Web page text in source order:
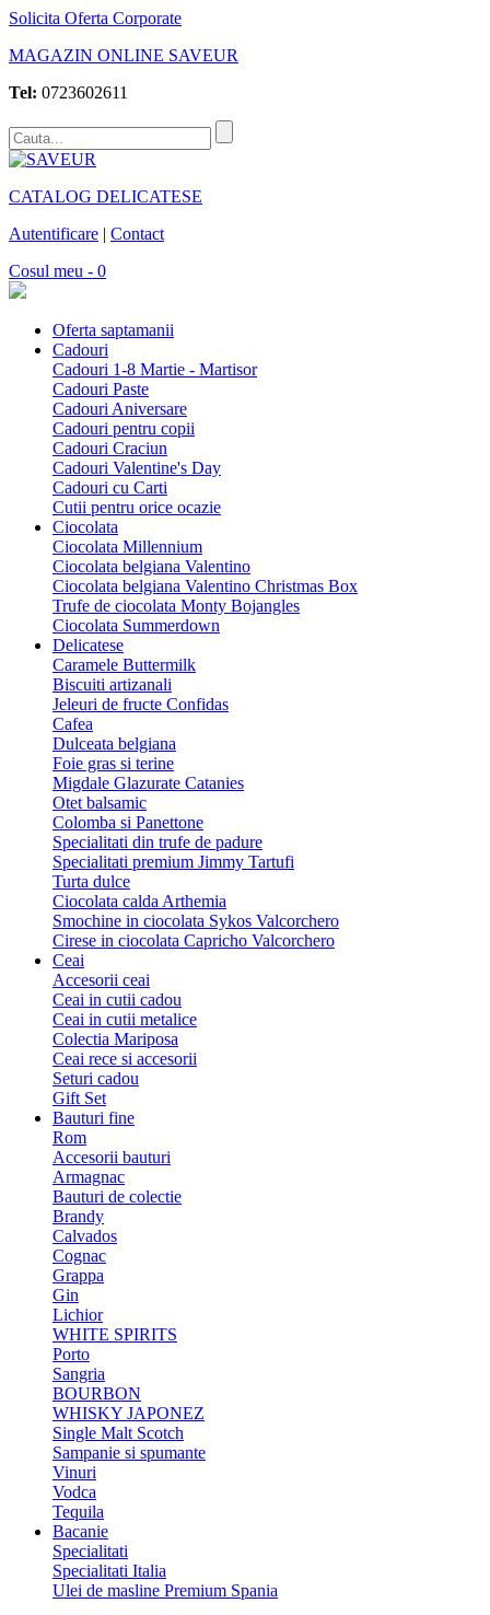
Solicita Oferta Corporate
MAGAZIN ONLINE SAVEUR
Tel: 0723602611
CATALOG DELICATESE
Autentificare | Contact
Cosul meu - 0
Oferta saptamanii
Cadouri
Cadouri 1-8 Martie - Martisor
Cadouri Paste
Cadouri Aniversare
Cadouri pentru copii
Cadouri Craciun
Cadouri Valentine's Day
Cadouri cu Carti
Cutii pentru orice ocazie
Ciocolata
Ciocolata Millennium
Ciocolata belgiana Valentino
Ciocolata belgiana Valentino Christmas Box
Trufe de ciocolata Monty Bojangles
Ciocolata Summerdown
Delicatese
Caramele Buttermilk
Biscuiti artizanali
Jeleuri de fructe Confidas
Cafea
Dulceata belgiana
Foie gras si terine
Migdale Glazurate Catanies
Otet balsamic
Colomba si Panettone
Specialitati din trufe de padure
Specialitati premium Jimmy Tartufi
Turta dulce
Ciocolata calda Arthemia
Smochine in ciocolata Sykos Valcorchero
Cirese in ciocolata Capricho Valcorchero
Ceai
Accesorii ceai
Ceai in cutii cadou
Ceai in cutii metalice
Colectia Mariposa
Ceai rece si accesorii
Seturi cadou
Gift Set
Bauturi fine
Rom
Accesorii bauturi
Armagnac
Bauturi de colectie
Brandy
Calvados
Cognac
Grappa
Gin
Lichior
WHITE SPIRITS
Porto
Sangria
BOURBON
WHISKY JAPONEZ
Single Malt Scotch
Sampanie si spumante
Vinuri
Vodca
Tequila
Bacanie
Specialitati
Specialitati Italia
Ulei de masline Premium Spania